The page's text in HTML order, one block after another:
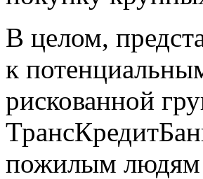
В целом,
к
рискованной
пожилым людям